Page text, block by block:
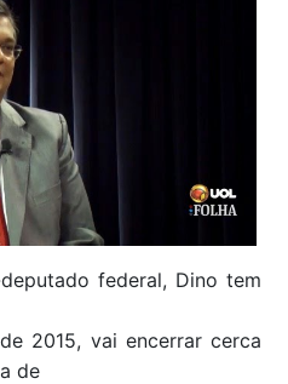
federal, Dino tem
2015, vai encerrar cerca
de